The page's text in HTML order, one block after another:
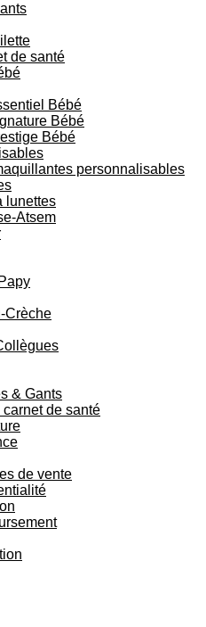
de santé
Bébé
Bébé
Bébé
personnalisables
lunettes
Atsem
Crèche
& Gants
carnet de santé
de vente